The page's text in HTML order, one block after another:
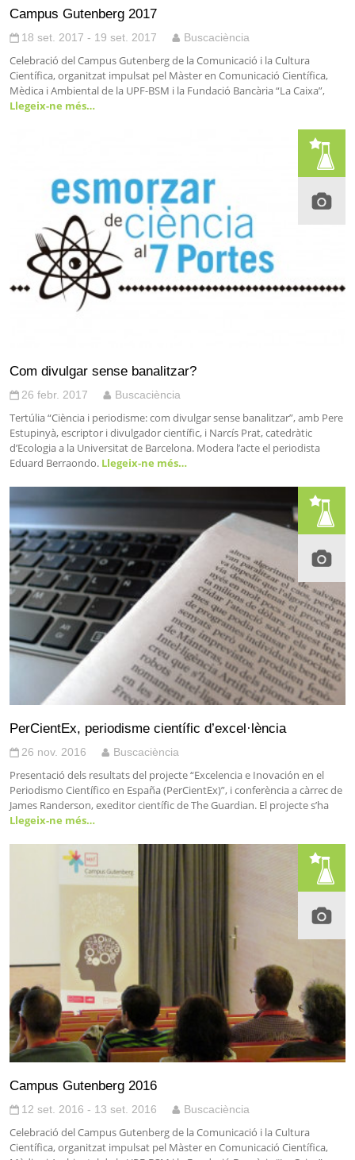
Campus Gutenberg 2017
18 set. 2017 - 19 set. 2017 Buscaciència
Celebració del Campus Gutenberg de la Comunicació i la Cultura
Científica, organitzat impulsat pel Màster en Comunicació Científica,
Mèdica i Ambiental de la UPF-BSM i la Fundació Bancària “La Caixa”,
Llegeix-ne més…
Com divulgar sense banalitzar?
26 febr. 2017 Buscaciència
Tertúlia “Ciència i periodisme: com divulgar sense banalitzar”, amb Pere
Estupinyà, escriptor i divulgador científic, i Narcís Prat, catedràtic
d’Ecologia a la Universitat de Barcelona. Modera l’acte el periodista
Eduard Berraondo. Llegeix-ne més…
PerCientEx, periodisme científic d’excel·lència
26 nov. 2016 Buscaciència
Presentació dels resultats del projecte “Excelencia e Inovación en el
Periodismo Científico en España (PerCientEx)”, i conferència a càrrec de
James Randerson, exeditor científic de The Guardian. El projecte s’ha
Llegeix-ne més…
Campus Gutenberg 2016
12 set. 2016 - 13 set. 2016 Buscaciència
Celebració del Campus Gutenberg de la Comunicació i la Cultura
Científica, organitzat impulsat pel Màster en Comunicació Científica,